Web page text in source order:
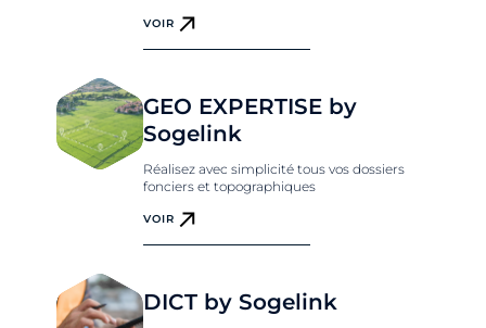
VOIR
GEO EXPERTISE by
Sogelink
Réalisez avec simplicité tous vos dossiers
fonciers et topographiques
VOIR
DICT by Sogelink